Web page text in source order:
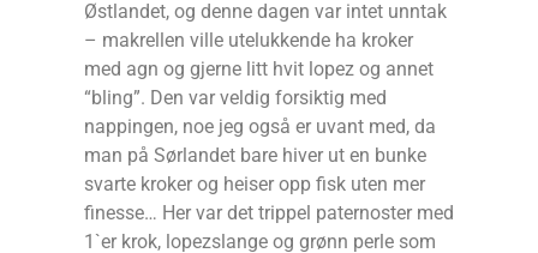
Østlandet, og denne dagen var intet unntak
– makrellen ville utelukkende ha kroker
med agn og gjerne litt hvit lopez og annet
“bling”. Den var veldig forsiktig med
nappingen, noe jeg også er uvant med, da
man på Sørlandet bare hiver ut en bunke
svarte kroker og heiser opp fisk uten mer
finesse… Her var det trippel paternoster med
1`er krok, lopezslange og grønn perle som